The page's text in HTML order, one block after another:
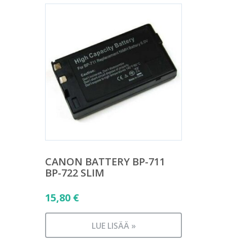
CANON BATTERY BP-711
BP-722 SLIM
15,80 €
LUE LISÄÄ »